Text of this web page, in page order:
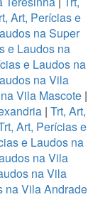
Art, Perícias e
na Super
e Laudos na
e Laudos na
na Vila
Vila Mascote |
| Trt, Art,
Art, Perícias e
e Laudos na
na Vila
na Vila
na Vila Andrade